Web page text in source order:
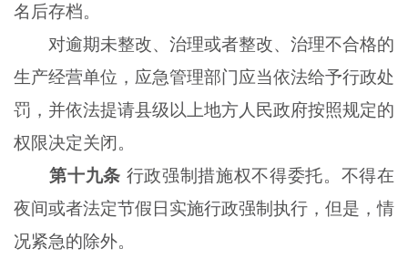
名后存档。
对逾期未整改、治理或者整改、治理不合格的
生产经营单位，应急管理部门应当依法给予行政处
罚，并依法提请县级以上地方人民政府按照规定的
权限决定关闭。
第十九条 行政强制措施权不得委托。不得在
夜间或者法定节假日实施行政强制执行，但是，情
况紧急的除外。